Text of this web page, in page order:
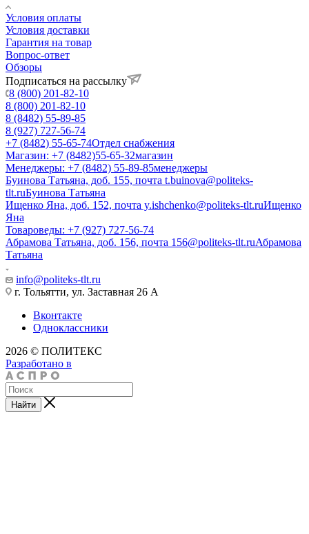
Условия оплаты
Условия доставки
Гарантия на товар
Вопрос-ответ
Обзоры
Подписаться на рассылку
8 (800) 201-82-10
8 (800) 201-82-10
8 (8482) 55-89-85
8 (927) 727-56-74
+7 (8482) 55-65-74Отдел снабжения
Магазин: +7 (8482)55-65-32магазин
Менеджеры: +7 (8482) 55-89-85менеджеры
Буинова Татьяна, доб. 155, почта t.buinova@politeks-
tlt.ruБуинова Татьяна
Ищенко Яна, доб. 152, почта y.ishchenko@politeks-tlt.ruИщенко
Яна
Товароведы: +7 (927) 727-56-74
Абрамова Татьяна, доб. 156, почта 156@politeks-tlt.ruАбрамова
Татьяна
info@politeks-tlt.ru
г. Тольятти, ул. Заставная 26 А
Вконтакте
Одноклассники
2026 © ПОЛИТЕКС
Разработано в
Найти